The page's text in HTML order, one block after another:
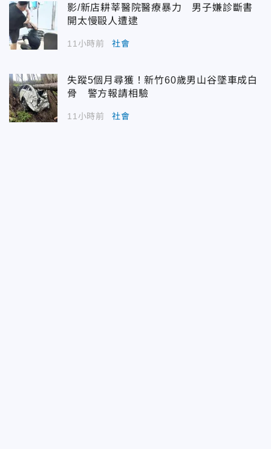
影/新店耕莘醫院醫療暴力 男子嫌診斷書
開太慢毆人遭逮
11小時前 社會
失蹤5個月尋獲！新竹60歲男山谷墜車成白
骨 警方報請相驗
11小時前 社會